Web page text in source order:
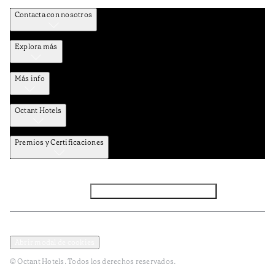
Contacta con nosotros
Explora más
Más info
Octant Hotels
Premios y Certificaciones
© Octant Hotels. Todos los derechos reservados.